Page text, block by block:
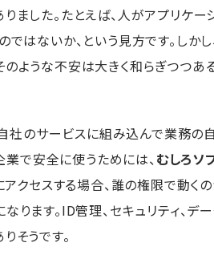
した。たとえば、人がアプリケ
はないか、という見方です。しか
ような不安は大きく和らぎつつある
社のサービスに組み込んで業務
業で安全に使うためには、むしろソ
クセスする場合、誰の権限で動く
ます。ID管理、セキュリティ、デ
そうです。